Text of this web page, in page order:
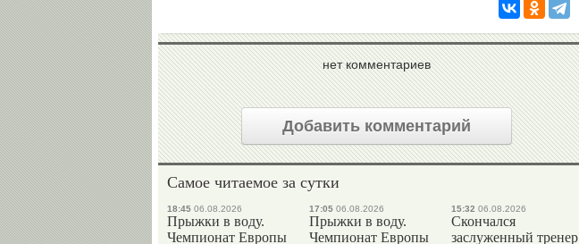
нет комментариев
Добавить комментарий
Самое читаемое за сутки
18:45 06.08.2026
Прыжки в воду.
Чемпионат Европы
17:05 06.08.2026
Прыжки в воду.
Чемпионат Европы
15:32 06.08.2026
Скончался
заслуженный тренер